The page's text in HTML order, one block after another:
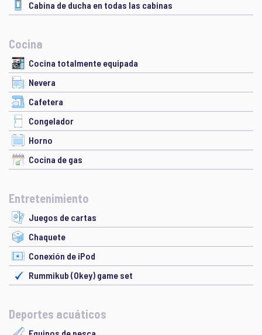
Cabina de ducha en todas las cabinas
Cocina
Cocina totalmente equipada
Nevera
Cafetera
Congelador
Horno
Cocina de gas
Entretenimiento
Juegos de cartas
Chaquete
Conexión de iPod
Rummikub (Okey) game set
Deportes acuáticos